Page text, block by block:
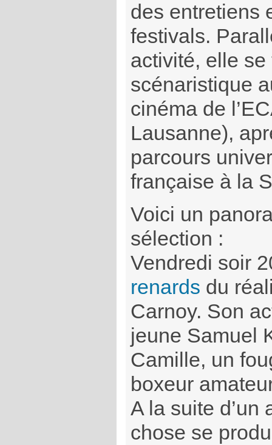
des entretiens
festivals.
activité, elle se
scénaristique
cinéma de
Lausanne),
parcours
française à la
Voici un
sélection :
Vendredi soir
renards du
Carnoy. Son
jeune Samuel
Camille, un
boxeur
A la suite d’un
chose se